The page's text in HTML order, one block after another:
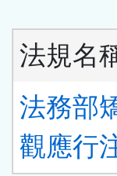
法規名
法務部
觀應行